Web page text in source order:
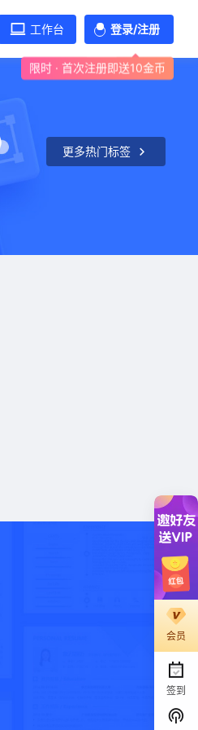
工作台 登录/注册
限时 · 首次注册即送10金币
更多热门标签
会员
签到